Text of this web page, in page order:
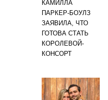
КАМИЛЛА
ПАРКЕР-БОУЛЗ
ЗАЯВИЛА, ЧТО
ГОТОВА СТАТЬ
КОРОЛЕВОЙ-
КОНСОРТ